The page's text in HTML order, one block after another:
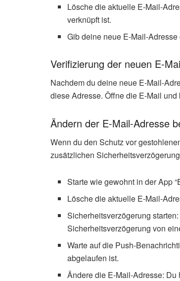
Lösche die aktuelle E-Mail-
verknüpft ist.
Gib deine neue E-Mail-
Verifizierung der neuen E-
Nachdem du deine neue E-Mail-
diese Adresse. Öffne die E-Mail
Ändern der E-Mail-Adresse
Wenn du den Schutz vor
zusätzlichen
Starte wie gewohnt in der App
Lösche die aktuelle E-Mail-
Sicherheitsverzögerung
Sicherheitsverzögerung von
Warte auf die Push-
abgelaufen ist.
Ändere die E-Mail-Adresse: